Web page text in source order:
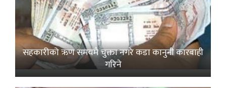
सहकारीको ऋण समयमै चुक्ता नगरे कडा कानुनी कारबाही
गरिने